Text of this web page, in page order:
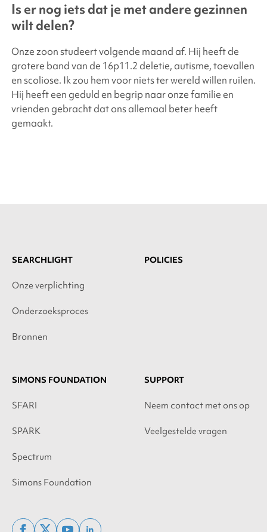
Is er nog iets dat je met andere gezinnen
wilt delen?
Onze zoon studeert volgende maand af. Hij heeft de
grotere band van de 16p11.2 deletie, autisme, toevallen
en scoliose. Ik zou hem voor niets ter wereld willen ruilen.
Hij heeft een geduld en begrip naar onze familie en
vrienden gebracht dat ons allemaal beter heeft
gemaakt.
SEARCHLIGHT
Onze verplichting
Onderzoeksproces
Bronnen
POLICIES
SIMONS FOUNDATION
SFARI
SPARK
Spectrum
Simons Foundation
SUPPORT
Neem contact met ons op
Veelgestelde vragen